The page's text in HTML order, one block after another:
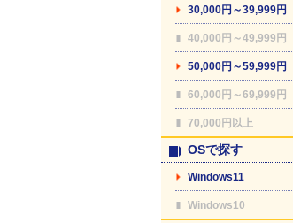
30,000円～39,999円
40,000円～49,999円
50,000円～59,999円
60,000円～69,999円
70,000円以上
OSで探す
Windows11
Windows10